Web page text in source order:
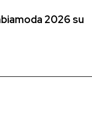
2026 su